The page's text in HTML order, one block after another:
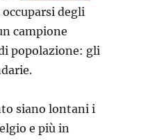
degli
campione
popolazione: gli
siano lontani i
e più in